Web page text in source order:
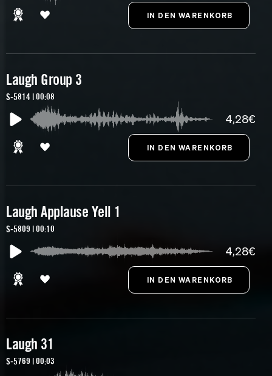
Laugh Group 3
S-5814 | 00:08
4,28€
Laugh Applause Yell 1
S-5809 | 00:10
4,28€
Laugh 31
S-5769 | 00:03